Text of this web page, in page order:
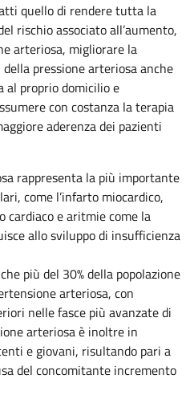
quello di rendere tutta la
rischio associato all’aumento,
arteriosa, migliorare la
pressione arteriosa anche
al proprio domicilio e
con costanza la terapia
aderenza dei pazienti
rappresenta la più importante
come l’infarto miocardico,
cardiaco e aritmie come la
allo sviluppo di insufficienza
più del 30% della popolazione
arteriosa, con
nelle fasce più avanzate di
arteriosa è inoltre in
e giovani, risultando pari a
del concomitante incremento